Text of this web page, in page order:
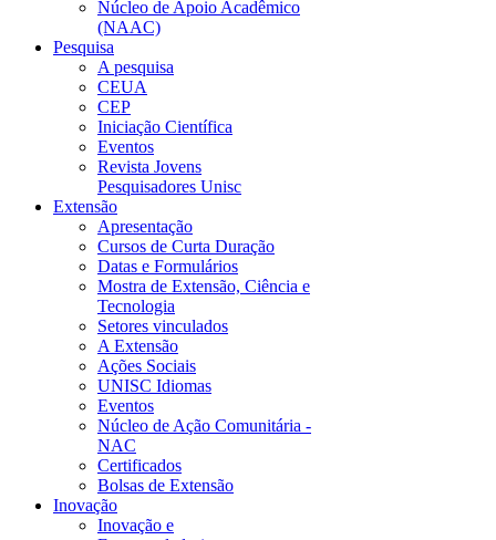
Núcleo de Apoio Acadêmico
(NAAC)
Pesquisa
A pesquisa
CEUA
CEP
Iniciação Científica
Eventos
Revista Jovens
Pesquisadores Unisc
Extensão
Apresentação
Cursos de Curta Duração
Datas e Formulários
Mostra de Extensão, Ciência e
Tecnologia
Setores vinculados
A Extensão
Ações Sociais
UNISC Idiomas
Eventos
Núcleo de Ação Comunitária -
NAC
Certificados
Bolsas de Extensão
Inovação
Inovação e